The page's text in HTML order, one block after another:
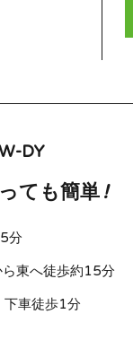
DY
ても簡単!
分
東へ徒歩約15分
下車徒歩1分